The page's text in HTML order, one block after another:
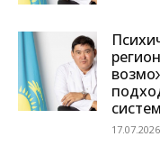
17.07.2026